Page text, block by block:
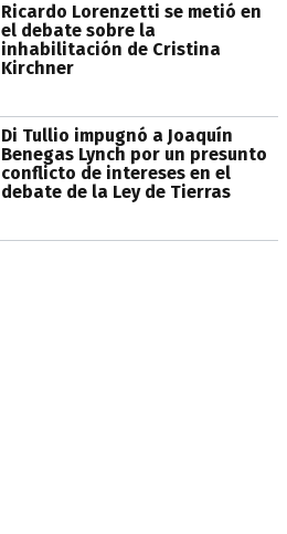
Ricardo Lorenzetti se metió en
el debate sobre la
inhabilitación de Cristina
Kirchner
Di Tullio impugnó a Joaquín
Benegas Lynch por un presunto
conflicto de intereses en el
debate de la Ley de Tierras